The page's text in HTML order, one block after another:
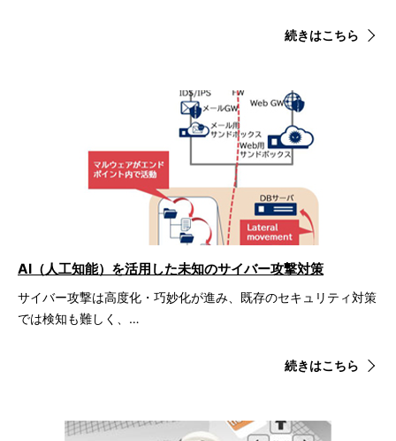
続きはこちら
サイバー攻撃は高度化・巧妙化が進み、既存のセキュリティ対策
では検知も難しく、…
続きはこちら
AI（人工知能）を活用した未知のサイバー攻撃対策